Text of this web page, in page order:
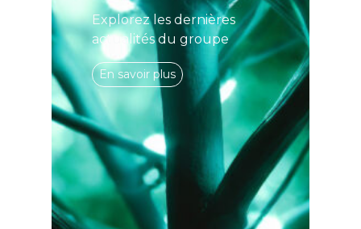
Explorez les dernières
actualités du groupe
En savoir plus